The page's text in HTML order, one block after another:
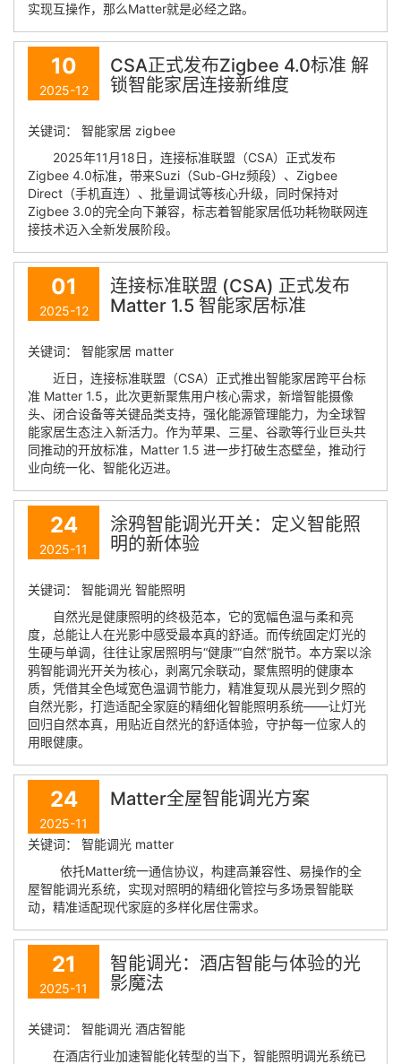
实现互操作，那么Matter就是必经之路。
10
2025-12
CSA正式发布Zigbee 4.0标准 解
锁智能家居连接新维度
关键词： 智能家居 zigbee
2025年11月18日，连接标准联盟（CSA）正式发布
Zigbee 4.0标准，带来Suzi（Sub-GHz频段）、Zigbee
Direct（手机直连）、批量调试等核心升级，同时保持对
Zigbee 3.0的完全向下兼容，标志着智能家居低功耗物联网连
接技术迈入全新发展阶段。
01
2025-12
连接标准联盟 (CSA) 正式发布
Matter 1.5 智能家居标准​
关键词： 智能家居 matter
近日，连接标准联盟（CSA）正式推出智能家居跨平台标
准 Matter 1.5，此次更新聚焦用户核心需求，新增智能摄像
头、闭合设备等关键品类支持，强化能源管理能力，为全球智
能家居生态注入新活力。作为苹果、三星、谷歌等行业巨头共
同推动的开放标准，Matter 1.5 进一步打破生态壁垒，推动行
业向统一化、智能化迈进。
24
2025-11
涂鸦智能调光开关：定义智能照
明的新体验
关键词： 智能调光 智能照明
自然光是健康照明的终极范本，它的宽幅色温与柔和亮
度，总能让人在光影中感受最本真的舒适。而传统固定灯光的
生硬与单调，往往让家居照明与“健康”“自然”脱节。本方案以涂
鸦智能调光开关为核心，剥离冗余联动，聚焦照明的健康本
质，凭借其全色域宽色温调节能力，精准复现从晨光到夕照的
自然光影，打造适配全家庭的精细化智能照明系统——让灯光
回归自然本真，用贴近自然光的舒适体验，守护每一位家人的
用眼健康。
24
2025-11
Matter全屋智能调光方案
关键词： 智能调光 matter
​ ​依托Matter统一通信协议，构建高兼容性、易操作的全
屋智能调光系统，实现对照明的精细化管控与多场景智能联
动，精准适配现代家庭的多样化居住需求。
21
2025-11
智能调光：酒店智能与体验的光
影魔法
关键词： 智能调光 酒店智能
在酒店行业加速智能化转型的当下，智能照明调光系统已